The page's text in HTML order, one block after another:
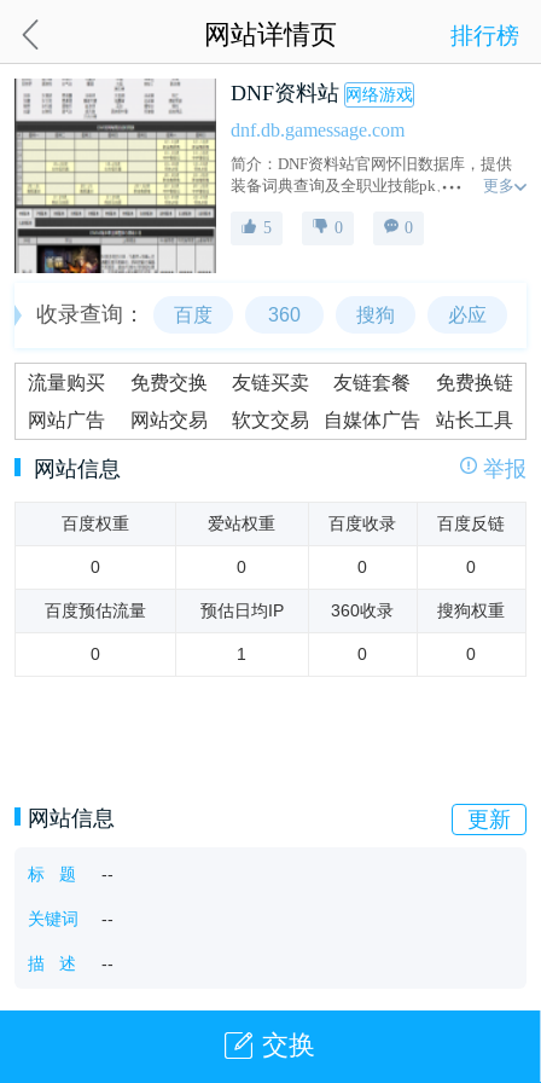
网站详情页 排行榜
DNF资料站 网络游戏
dnf.db.gamessage.com
简介：DNF资料站官网怀旧数据库，提供
装备词典查询及全职业技能pk、刷图加点
据，涵盖装备图鉴、副本掉落、转职觉
职业排行榜、装备强化锻造数据，为老玩
旅做准备。
更多
5 0 0
收录查询： 百度 360 搜狗 必应
流量购买 免费交换 友链买卖 友链套餐
免费换链
网站广告
网站交易 软文交易 自媒体广告 站长工具
网站信息 举报
百度权重 爱站权重 百度收录 百度反链
0 0 0 0
百度预估流量 预估日均IP 360收录 搜狗权重
0 1 0 0
网站信息 更新
标 题 --
关键词 --
描 述 --
交换